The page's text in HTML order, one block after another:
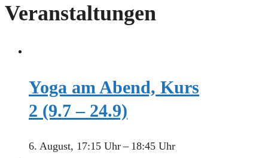
Veranstaltungen
Yoga am Abend, Kurs
2 (9.7 – 24.9)
6. August, 17:15 Uhr– 18:45 Uhr